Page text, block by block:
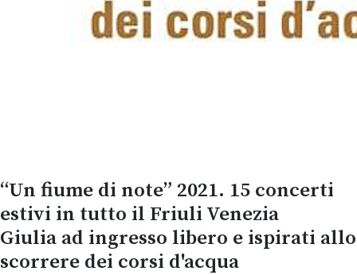
“Un fiume di note” 2021. 15 concerti
estivi in tutto il Friuli Venezia
Giulia ad ingresso libero e ispirati allo
scorrere dei corsi d'acqua